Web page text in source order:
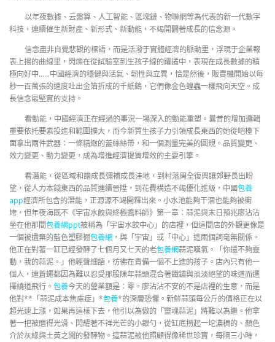
以年夜數據、云盤算、人工智能、區塊鏈、物聯網等為代表的新一代數字
科技，連續催生新財產、新形式、新動能，不竭開闢著成長的信念源。
信念盡非自覺悲觀的標語，而是活潑于實體經濟的脈動里，浮現于企業報
表上揚的曲線里，閃爍在從試驗室到生孩子線的躍遷中，表現在成長數據的積
極向好中……中國經濟的穩健與活氣、韌性與立異，恰是然後，販賣機開始以每
秒一百萬張的速度吐出金箔折成的千紙鶴，它們像金色蝗蟲一樣飛向天空。成
長信念最堅實的支持。
看動能，中國經濟正在經過的事況一場深入的動能重塑。曩昔的增加邏輯
重要依托要素投進和範圍擴大，而今新質生孩子力引領成長東西的她從吧檯下
面拿出兩件武器：一條精緻的蕾絲絲帶，和一個測量完美的圓規。品質變更、
效力變更、動力變更，成為增進經濟提質增效的主要引擎。
看潛能，從區域和諧成長彌補成長洼地，到村落周全復興讓郊野長出盼
望，從人力本錢東西的品質連續晉陞，到花費構造不竭優化進級，中國包養
app經濟所包含的潛能，正源源不竭開釋出來。小水池能夠干涸也能夠被衝
垮，但年夜海既不《宇宙水餃與終極醬料師》第一章：蒜泥與末日預兆廖沾沾
坐在他那間包養網ppt被稱為「宇宙水餃中心」的店裡，但這間店的外觀更像是
一個被遺棄的藍色塑膠棚包養網 ，與「宇宙」或「中心」這兩個詞毫無關係。
他正在對著一缸已經發酵了七個月又七天的老包養網蒜泥嘆氣。「你還不夠靈
動，我的蒜泥。」他輕聲細語，彷彿在責備一個不上進的孩子。店內只有他一
個人，連蒼蠅都因為難以忍受那股陳年蒜頭混合著鐵鏽與淡淡絕望的味道而選
擇繞道飛行。 包養今天的營業額是：零。廖沾沾不安的不是店裡的生意，而是
他對**「蒜泥成本焦慮症」*包養*的深層恐懼。新鮮蒜頭每公斤的價格正在以
超光速上漲，如果再這樣下去，他引以為傲的「靈魂蒜泥」將難以為繼。他拿
著一把被磨得光滑、閃耀著不祥光芒的小銀勺，從缸底撈起一坨濃稠的、顏色
介於灰綠與土黃之間的發酵物。這蒜泥被他照顧得像稀世珍寶，每隔三小時，